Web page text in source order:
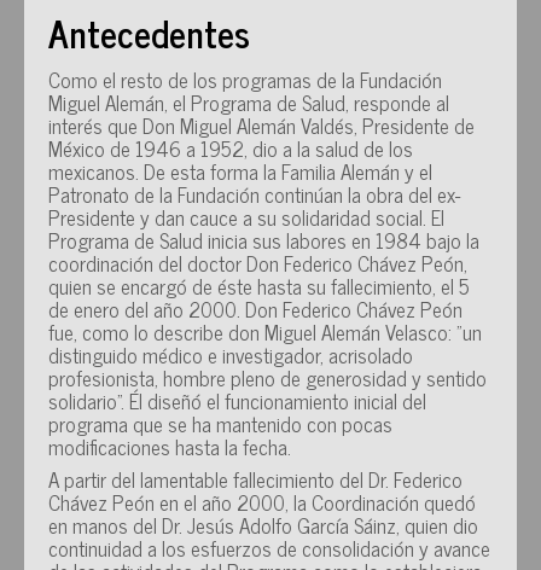
Antecedentes
Como el resto de los programas de la Fundación
Miguel Alemán, el Programa de Salud, responde al
interés que Don Miguel Alemán Valdés, Presidente de
México de 1946 a 1952, dio a la salud de los
mexicanos. De esta forma la Familia Alemán y el
Patronato de la Fundación continúan la obra del ex-
Presidente y dan cauce a su solidaridad social. El
Programa de Salud inicia sus labores en 1984 bajo la
coordinación del doctor Don Federico Chávez Peón,
quien se encargó de éste hasta su fallecimiento, el 5
de enero del año 2000. Don Federico Chávez Peón
fue, como lo describe don Miguel Alemán Velasco: "un
distinguido médico e investigador, acrisolado
profesionista, hombre pleno de generosidad y sentido
solidario". Él diseñó el funcionamiento inicial del
programa que se ha mantenido con pocas
modificaciones hasta la fecha.
A partir del lamentable fallecimiento del Dr. Federico
Chávez Peón en el año 2000, la Coordinación quedó
en manos del Dr. Jesús Adolfo García Sáinz, quien dio
continuidad a los esfuerzos de consolidación y avance